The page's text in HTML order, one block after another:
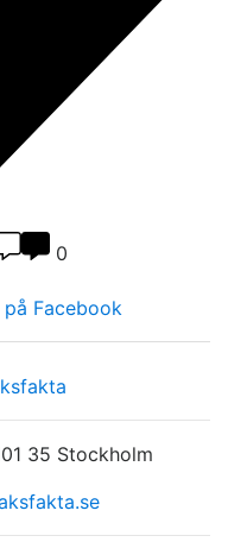
0
Facebook
35 Stockholm